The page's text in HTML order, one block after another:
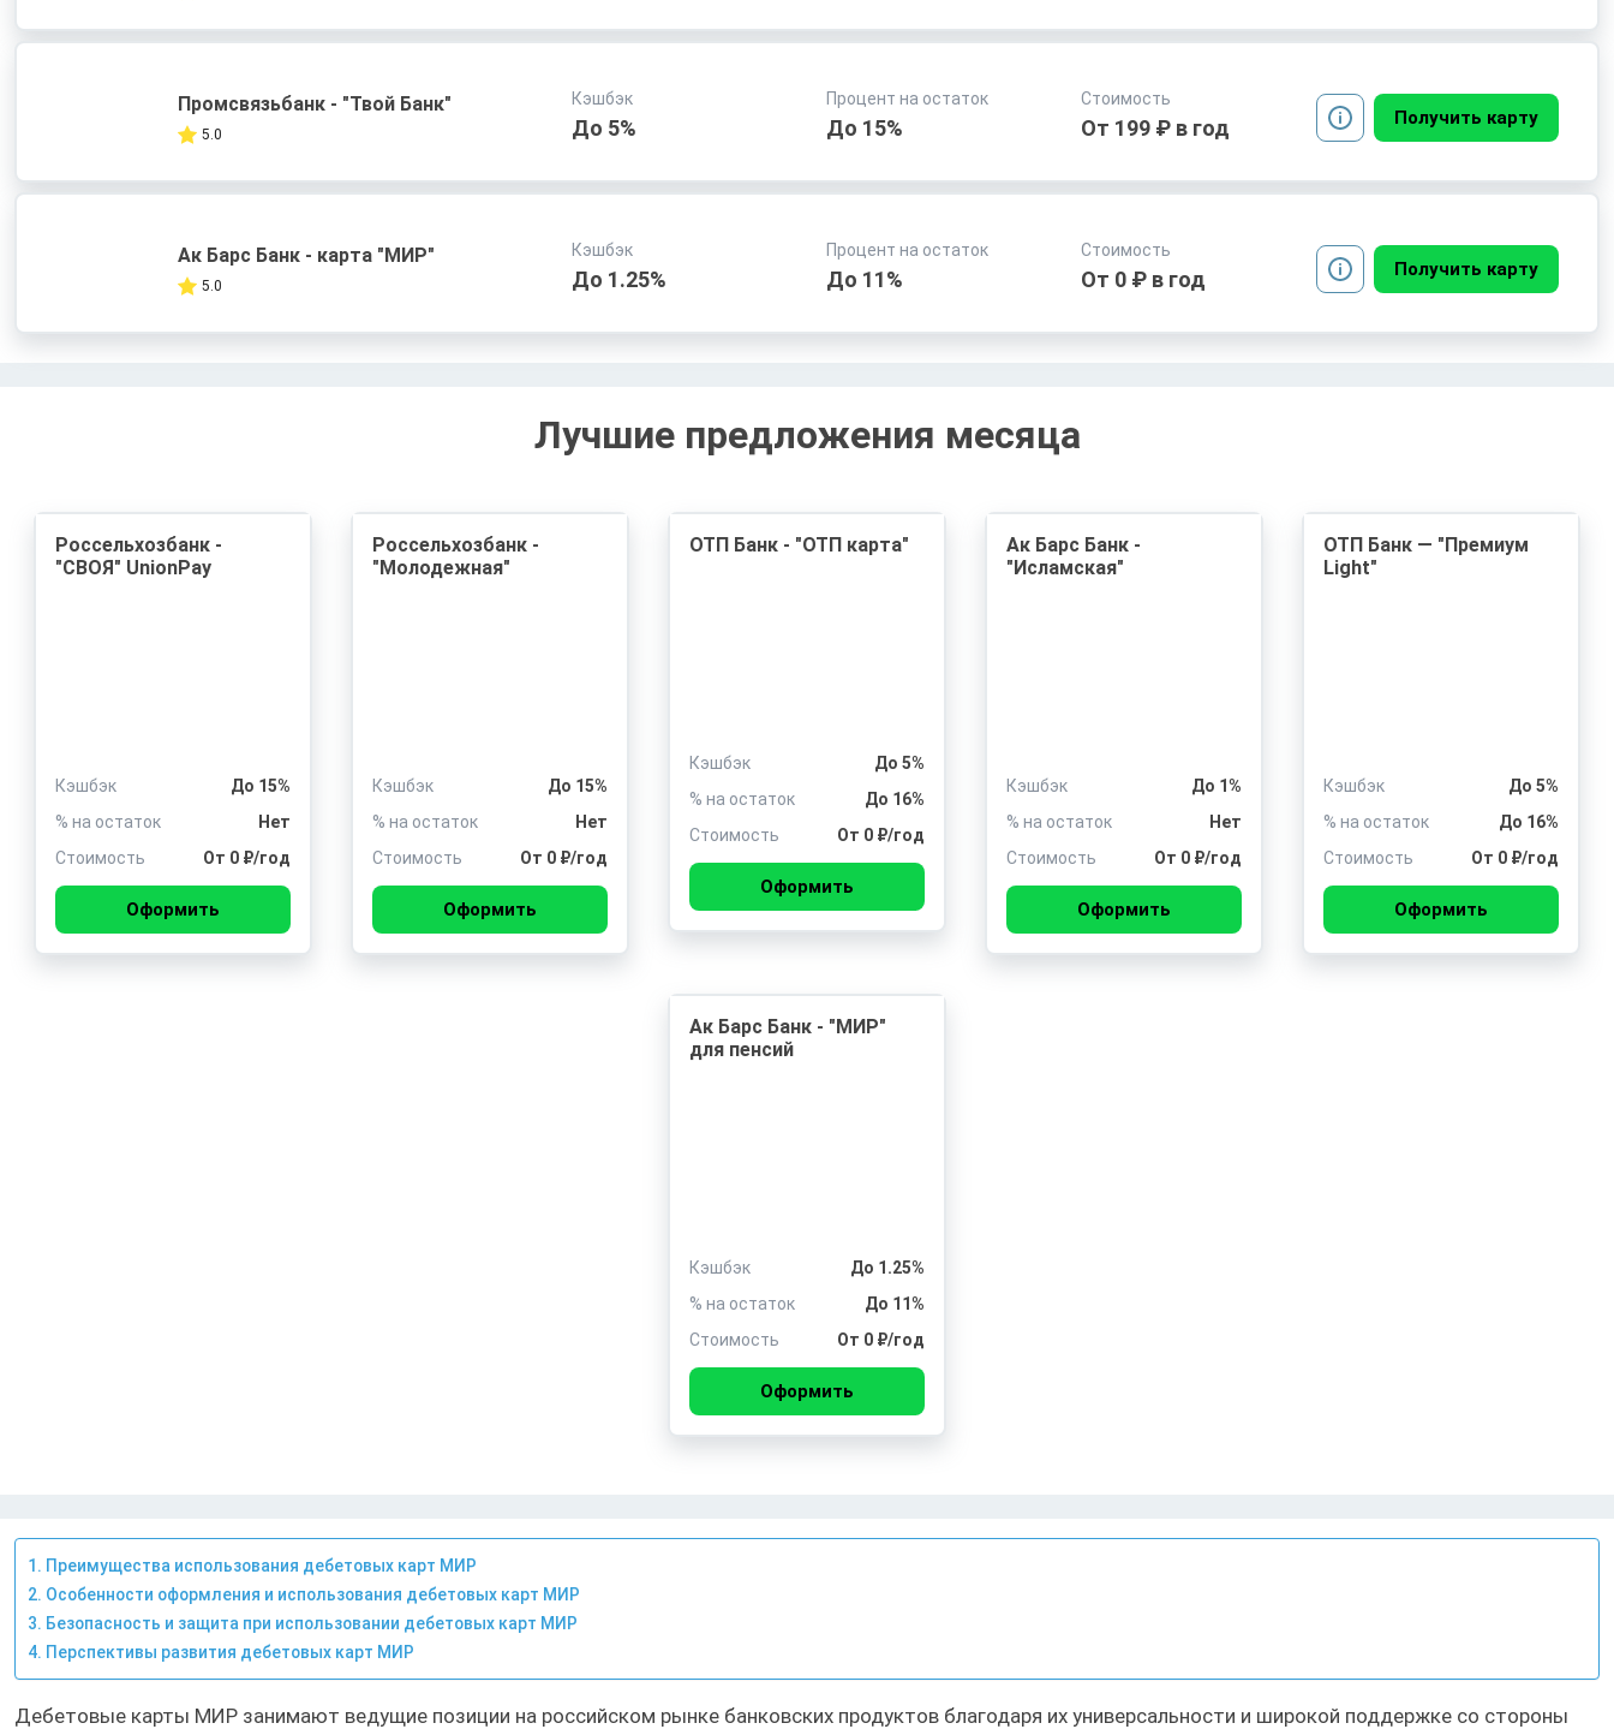
Промсвязьбанк - "Твой Банк"
5.0
Кэшбэк
До 5%
Процент на остаток
До 15%
Стоимость
От 199 ₽ в год Получить карту
Ак Барс Банк - карта "МИР"
5.0
Кэшбэк
До 1.25%
Процент на остаток
До 11%
Стоимость
От 0 ₽ в год Получить карту
Лучшие предложения месяца
Россельхозбанк -
"СВОЯ" UnionPay
Кэшбэк
До 15%
% на остаток
Нет
Стоимость
От 0 ₽/год
Оформить
Россельхозбанк -
"Молодежная"
Кэшбэк
До 15%
% на остаток
Нет
Стоимость
От 0 ₽/год
Оформить
ОТП Банк - "ОТП карта"
Кэшбэк
До 5%
% на остаток
До 16%
Стоимость
От 0 ₽/год
Оформить
Ак Барс Банк -
"Исламская"
Кэшбэк
До 1%
% на остаток
Нет
Стоимость
От 0 ₽/год
Оформить
ОТП Банк — "Премиум
Light"
Кэшбэк
До 5%
% на остаток
До 16%
Стоимость
От 0 ₽/год
Оформить
Ак Барс Банк - "МИР"
для пенсий
Кэшбэк
До 1.25%
% на остаток
До 11%
Стоимость
От 0 ₽/год
Оформить
Преимущества использования дебетовых карт МИР
Особенности оформления и использования дебетовых карт МИР
Безопасность и защита при использовании дебетовых карт МИР
Перспективы развития дебетовых карт МИР
Дебетовые карты МИР занимают ведущие позиции на российском рынке банковских продуктов благодаря их универсальности и широкой поддержке со стороны